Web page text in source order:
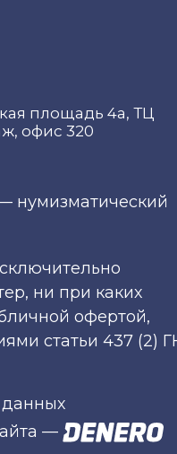
нумизматический
площадь 4а, ТЦ
офис 320
ни при каких
офертой,
статьи 437 (2)
—